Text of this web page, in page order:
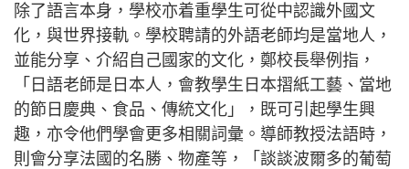
除了語言本身，學校亦着重學生可從中認識外國文
化，與世界接軌。學校聘請的外語老師均是當地人，
並能分享、介紹自己國家的文化，鄭校長舉例指，
「日語老師是日本人，會教學生日本摺紙工藝、當地
的節日慶典、食品、傳統文化」，既可引起學生興
趣，亦令他們學會更多相關詞彙。導師教授法語時，
則會分享法國的名勝、物產等，「談談波爾多的葡萄